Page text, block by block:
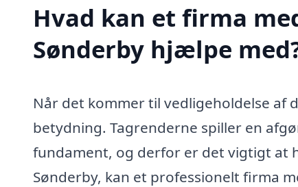
Hvad kan et firma
Sønderby hjælpe
Når det kommer til vedligeholdelse af
betydning. Tagrenderne spiller en
fundament, og derfor er det vigtigt at
Sønderby, kan et professionelt firma